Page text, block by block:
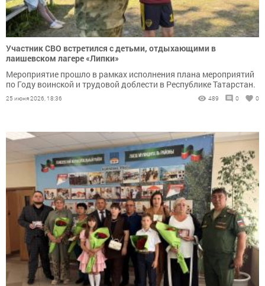
Участник СВО встретился с детьми, отдыхающими в
лаишевском лагере «Липки»
Мероприятие прошло в рамках исполнения плана мероприятий
по Году воинской и трудовой доблести в Республике Татарстан.
25 июня 2026, 18:36 489 0 0